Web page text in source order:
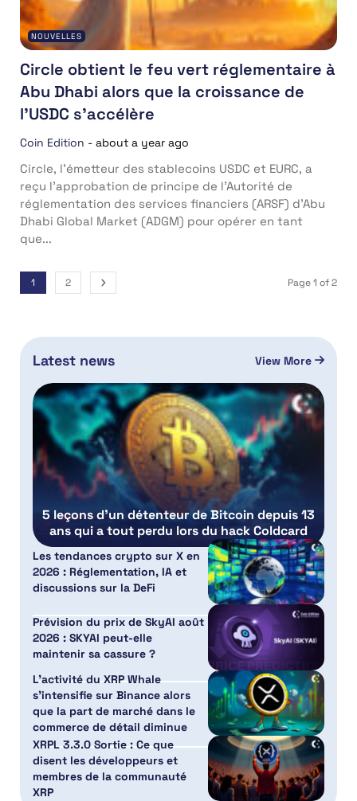
NOUVELLES
Circle obtient le feu vert réglementaire à
Abu Dhabi alors que la croissance de
l’USDC s’accélère
Coin Edition - about a year ago
Circle, l’émetteur des stablecoins USDC et EURC, a
reçu l’approbation de principe de l’Autorité de
réglementation des services financiers (ARSF) d’Abu
Dhabi Global Market (ADGM) pour opérer en tant
que...
1 2 Page 1 of 2
Latest news View More
5 leçons d’un détenteur de Bitcoin depuis 13
ans qui a tout perdu lors du hack Coldcard
Les tendances crypto sur X en
2026 : Réglementation, IA et
discussions sur la DeFi
Prévision du prix de SkyAI août
2026 : SKYAI peut-elle
maintenir sa cassure ?
L’activité du XRP Whale
s’intensifie sur Binance alors
que la part de marché dans le
commerce de détail diminue
XRPL 3.3.0 Sortie : Ce que
disent les développeurs et
membres de la communauté
XRP